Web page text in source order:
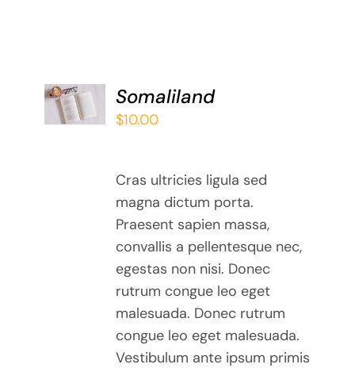
ADD TO
BASKET
/
Somaliland
$10.00
Cras ultricies ligula sed
magna dictum porta.
Praesent sapien massa,
convallis a pellentesque nec,
egestas non nisi. Donec
rutrum congue leo eget
malesuada. Donec rutrum
congue leo eget malesuada.
Vestibulum ante ipsum primis